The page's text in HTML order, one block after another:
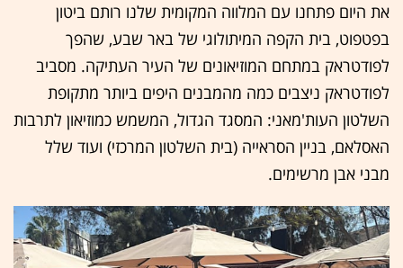
את היום פתחנו עם המלווה המקומית שלנו רותם ביטון
בפטפוט, בית הקפה המיתולוגי של באר שבע, שהפך
לפודטראק במתחם המוזיאונים של העיר העתיקה. מסביב
לפודטראק ניצבים כמה מהמבנים היפים ביותר מתקופת
השלטון העות'מאני: המסגד הגדול, המשמש כמוזיאון לתרבות
האסלאם, בניין הסראייה (בית השלטון המרכזי) ועוד שלל
מבני אבן מרשימים.